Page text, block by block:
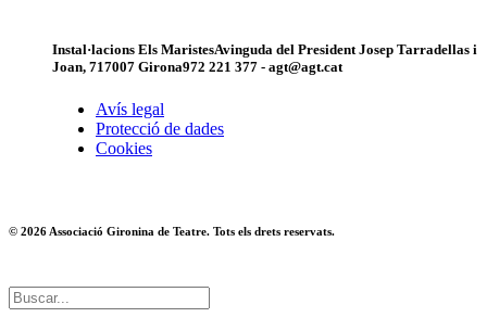
Instal·lacions Els MaristesAvinguda del President Josep Tarradellas i
Joan, 717007 Girona972 221 377 - agt@agt.cat
Avís legal
Protecció de dades
Cookies
© 2026 Associació Gironina de Teatre. Tots els drets reservats.